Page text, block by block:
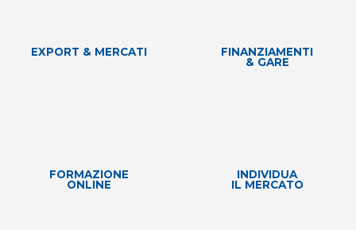
EXPORT & MERCATI
FINANZIAMENTI
& GARE
FORMAZIONE
ONLINE
INDIVIDUA
IL MERCATO